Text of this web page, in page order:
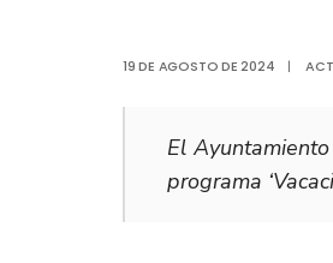
19 DE AGOSTO DE 2024 |
El
programa